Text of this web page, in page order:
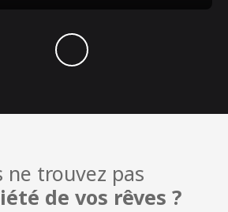
ne trouvez pas
de vos rêves ?